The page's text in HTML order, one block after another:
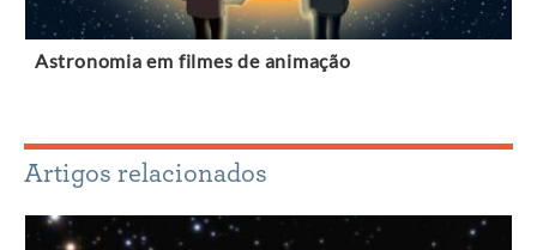
Astronomia em filmes de animação
Artigos relacionados